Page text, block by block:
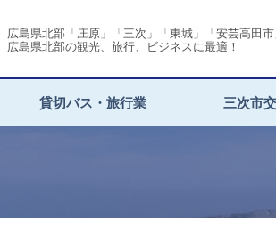
広島県北部「庄原」「三次」「東城」「安芸高田市
広島県北部の観光、旅行、ビジネスに最適！
貸切バス・旅行業 三次市